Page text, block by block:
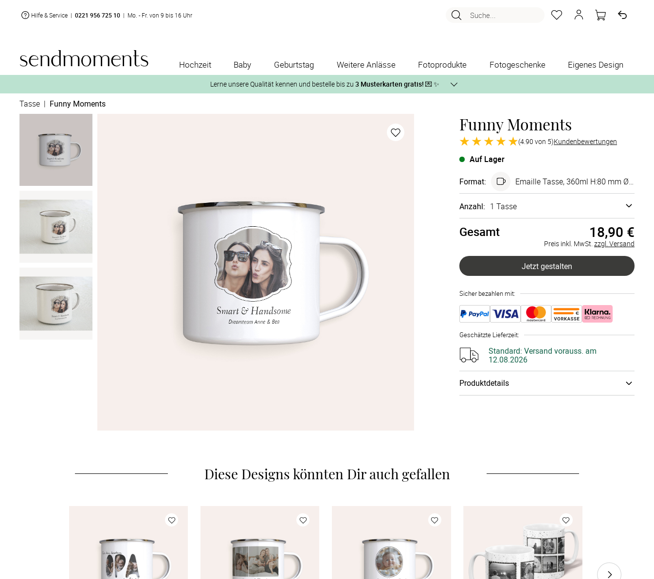
Hilfe & Service | 0221 956 725 10 | Mo. - Fr. von 9 bis 16 Uhr Suche...
Hochzeit Baby Geburtstag Weitere Anlässe Fotoprodukte Fotogeschenke Eigenes Design
Lerne unsere Qualität kennen und bestelle bis zu 3 Musterkarten gratis! 💌 ✨
auf der jeweiligen Produktseite und lasse Dir die Karten kostenlos per Post zusenden.
Tasse | Funny Moments
Funny Moments
(4.90 von 5)Kundenbewertungen
Auf Lager
Format: Emaille Tasse, 360ml H:80 mm Ø80 mm
Anzahl: 1 Tasse
1 Tasse à 18,90 €
3 Tassen à 18,90 €
4 Tassen
5 Tassen à 18,90 €
Mehr Tassen
Gesamt 18,90 €
Preis inkl. MwSt. zzgl. Versand
Jetzt gestalten
Sicher bezahlen mit:
Geschätzte Lieferzeit:
Standard: Versand vorauss. am
12.08.2026
Produktdetails
strahlen zu lassen empfehlen wir, die Tasse von Hand
hierfür einfach unseren Kundenservice unter der
Telefonnummer 089 215 44 175.
Diese Designs könnten Dir auch gefallen